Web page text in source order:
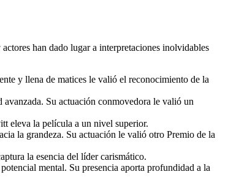
han dado lugar a interpretaciones inolvidables
y llena de matices le valió el reconocimiento de la
Su actuación conmovedora le valió un
eleva la película a un nivel superior.
la grandeza. Su actuación le valió otro Premio de la
la esencia del líder carismático.
mental. Su presencia aporta profundidad a la